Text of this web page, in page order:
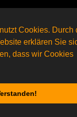
Cookies. Durch
erklären Sie
dass wir Cookies
Rätsel ist in Arbeit
und 28 Gäste)